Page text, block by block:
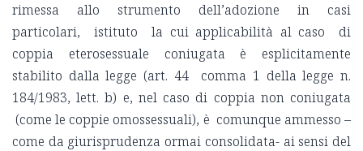
rimessa allo strumento dell’adozione in casi
particolari, istituto la cui applicabilità al caso di
coppia eterosessuale coniugata è esplicitamente
stabilito dalla legge (art. 44 comma 1 della legge n.
184/1983, lett. b) e, nel caso di coppia non coniugata
(come le coppie omossessuali), è comunque ammesso –
come da giurisprudenza ormai consolidata- ai sensi del